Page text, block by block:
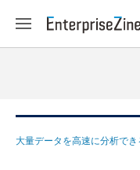
大量データを高速に分析で